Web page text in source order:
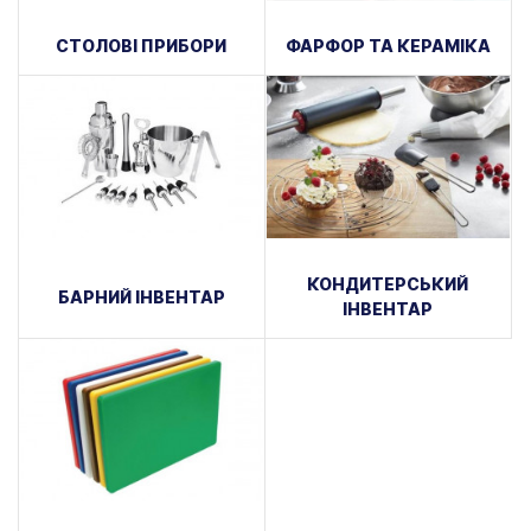
СТОЛОВІ ПРИБОРИ ФАРФОР ТА КЕРАМІКА
БАРНИЙ ІНВЕНТАР
КОНДИТЕРСЬКИЙ
ІНВЕНТАР